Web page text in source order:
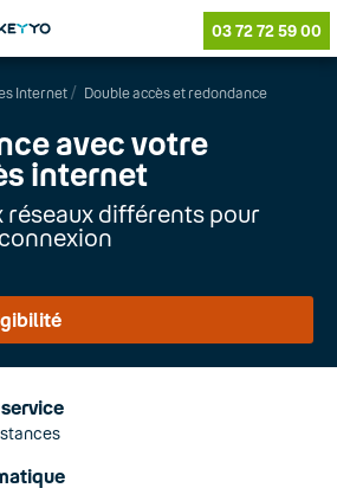
03 72 72 59 00
Internet Double accès et redondance
avec votre
internet
réseaux différents pour